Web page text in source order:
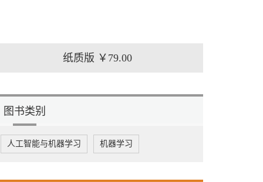
纸质版 ￥79.00
图书类别
人工智能与机器学习 机器学习